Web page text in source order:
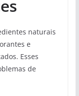
naturais
e
Esses
de